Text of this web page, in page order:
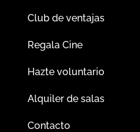
Club de ventajas
Regala Cine
Hazte voluntario
Alquiler de salas
Contacto